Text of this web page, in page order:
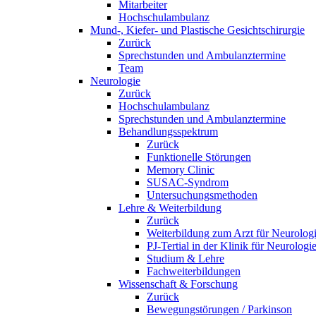
Mitarbeiter
Hochschulambulanz
Mund-, Kiefer- und Plastische Gesichtschirurgie
Zurück
Sprechstunden und Ambulanztermine
Team
Neurologie
Zurück
Hochschulambulanz
Sprechstunden und Ambulanztermine
Behandlungsspektrum
Zurück
Funktionelle Störungen
Memory Clinic
SUSAC-Syndrom
Untersuchungsmethoden
Lehre & Weiterbildung
Zurück
Weiterbildung zum Arzt für
PJ-Tertial in der Klinik für Neurologie
Studium & Lehre
Fachweiterbildungen
Wissenschaft & Forschung
Zurück
Bewegungstörungen / Parkinson